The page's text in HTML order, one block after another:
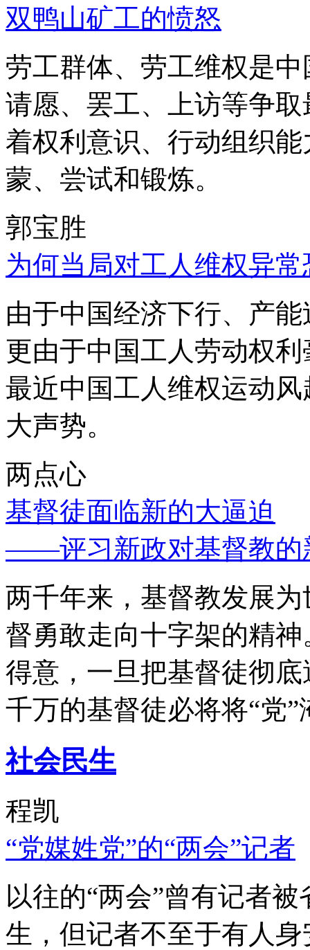
双鸭山矿工的愤怒
劳工群体、劳工维权是
请愿、罢工、上访等争
着权利意识、行动组织
蒙、尝试和锻炼。
郭宝胜
为何当局对工人维权异
由于中国经济下行、产
更由于中国工人劳动权
最近中国工人维权运动
大声势。
两点心
基督徒面临新的大逼迫
——评习新政对基督教的
两千年来，基督教发展
督勇敢走向十字架的精
得意，一旦把基督徒彻
千万的基督徒必将将“党”
社会民生
程凯
“党媒姓党”的“两会”记者
以往的“两会”曾有记者
生，但记者不至于有人